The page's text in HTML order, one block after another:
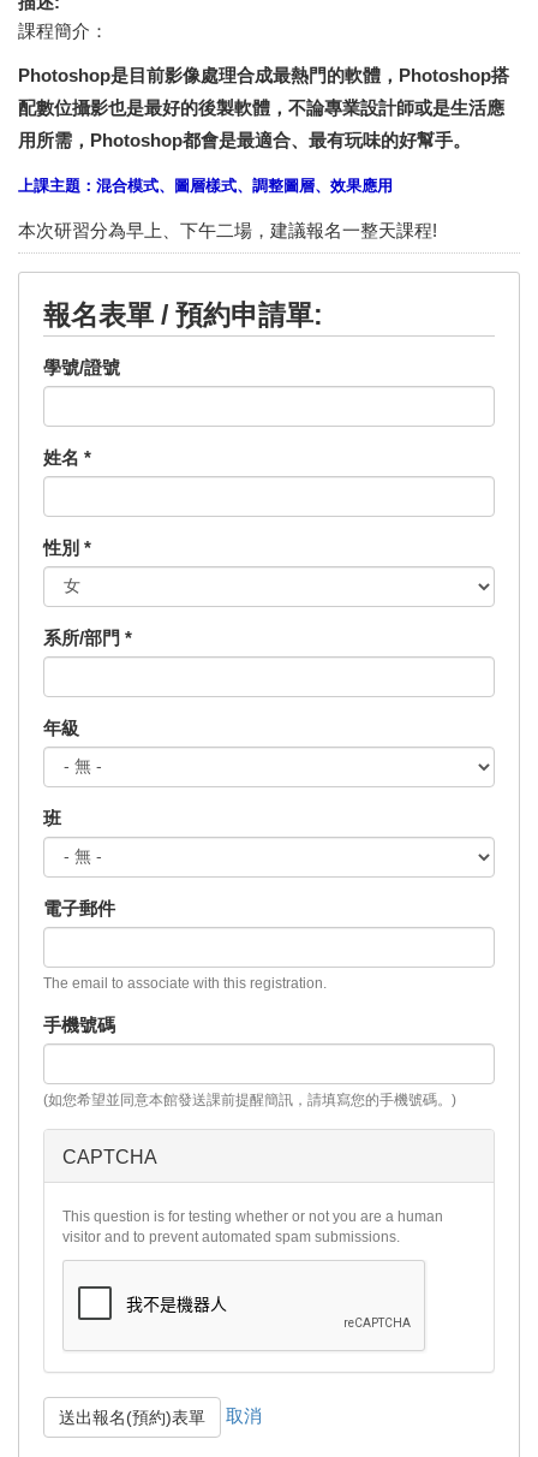
課程簡介：
Photoshop是目前影像處理合成最熱門的軟體，Photoshop搭
配數位攝影也是最好的後製軟體，不論專業設計師或是生活應
用所需，Photoshop都會是最適合、最有玩味的好幫手。
上課主題：混合模式、圖層樣式、調整圖層、效果應用
本次研習分為早上、下午二場，建議報名一整天課程!
報名表單 / 預約申請單:
學號/證號
姓名 *
性別 *
系所/部門 *
年級
班
電子郵件
The email to associate with this registration.
手機號碼
(如您希望並同意本館發送課前提醒簡訊，請填寫您的手機號碼。)
CAPTCHA
This question is for testing whether or not you are a human
visitor and to prevent automated spam submissions.
送出報名(預約)表單 取消